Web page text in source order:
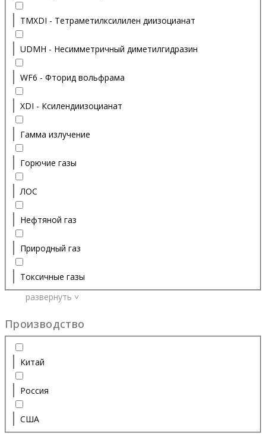
TMXDI - Тетраметилксилилен диизоцианат
UDMH - Несимметричный диметилгидразин
WF6 - Фторид вольфрама
XDI - Ксилендиизоцианат
Гамма излучение
Горючие газы
ЛОС
Нефтяной газ
Природный газ
Токсичные газы
развернуть ˅
Производство
Китай
Россия
США